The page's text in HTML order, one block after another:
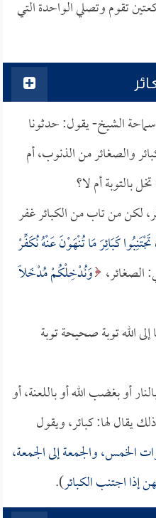
تقوم وتصلي الواحدة التي
الشيخ- يقول: حدثونا
والصغائر من الذنوب، أم
بالتوبة أم لا؟
لكن من تاب من الكبائر غفر
كَبَائِرَ مَا تُنْهَوْنَ عَنْهُ نُكَفِّرْ
وَنُدْخِلْكُمْ مُدْخَلًا
إلى الله توبة صحيحة توبة
أو بغضب الله أو باللعنة، أو
يقال لها: كبائر، ويقول
الخمس، والجمعة إلى الجمعة،
إذا اجتنب الكبائر).